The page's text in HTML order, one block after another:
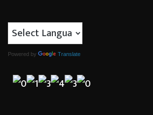
Powered by Translate